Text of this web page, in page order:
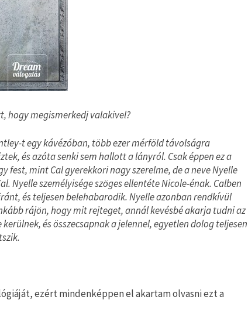
hogy megismerkedj valakivel?
t egy kávézóban, több ezer mérföld távolságra
és azóta senki sem hallott a lányról. Csak éppen ez a
fest, mint Cal gyerekkori nagy szerelme, de a neve Nyelle
Nyelle személyisége szöges ellentéte Nicole-énak. Calben
és teljesen belehabarodik. Nyelle azonban rendkívül
rájön, hogy mit rejteget, annál kevésbé akarja tudni az
és összecsapnak a jelennel, egyetlen dolog teljesen
ezért mindenképpen el akartam olvasni ezt a